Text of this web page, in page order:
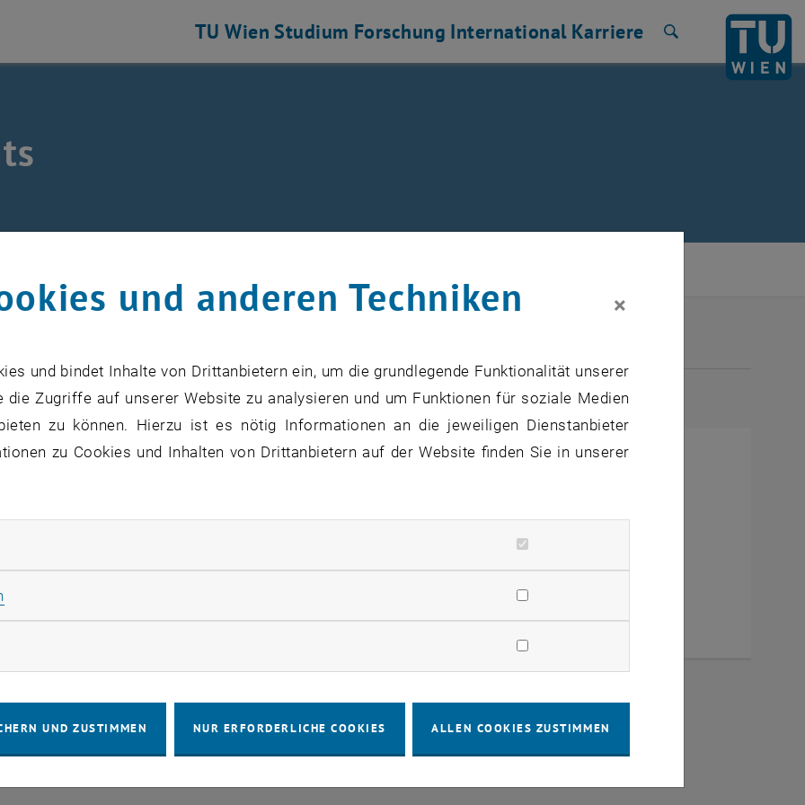
TU Wien Studium Forschung International Karriere
VERANSTALTUNGEN VOM 17. JULI 2026
04 August 2026 bis
– Veranstaltungstyp:
Veranstaltungsort:
und anderen Techniken ×
und bindet Inhalte von Drittanbietern ein, um die grundlegende Funktionalität unserer
Zugriffe auf unserer Website zu analysieren und um Funktionen für soziale Medien
zu können. Hierzu ist es nötig Informationen an die jeweiligen Dienstanbieter
zu Cookies und Inhalten von Drittanbietern auf der Website finden Sie in unserer
Cookies zulassen
UND ZUSTIMMEN NUR ERFORDERLICHE COOKIES ALLEN COOKIES ZUSTIMMEN